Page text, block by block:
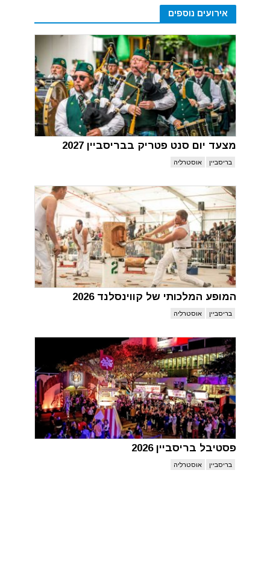
אירועים נוספים
מצעד יום סנט פטריק בבריסביין 2027
בריסביין אוסטרליה
המופע המלכותי של קווינסלנד 2026
בריסביין אוסטרליה
פסטיבל בריסביין 2026
בריסביין אוסטרליה